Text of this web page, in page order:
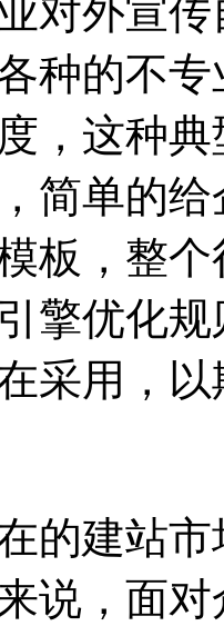
外宣传
种的不
，这种
简单的
板，整
擎优化
采用，
建站市
说，面对